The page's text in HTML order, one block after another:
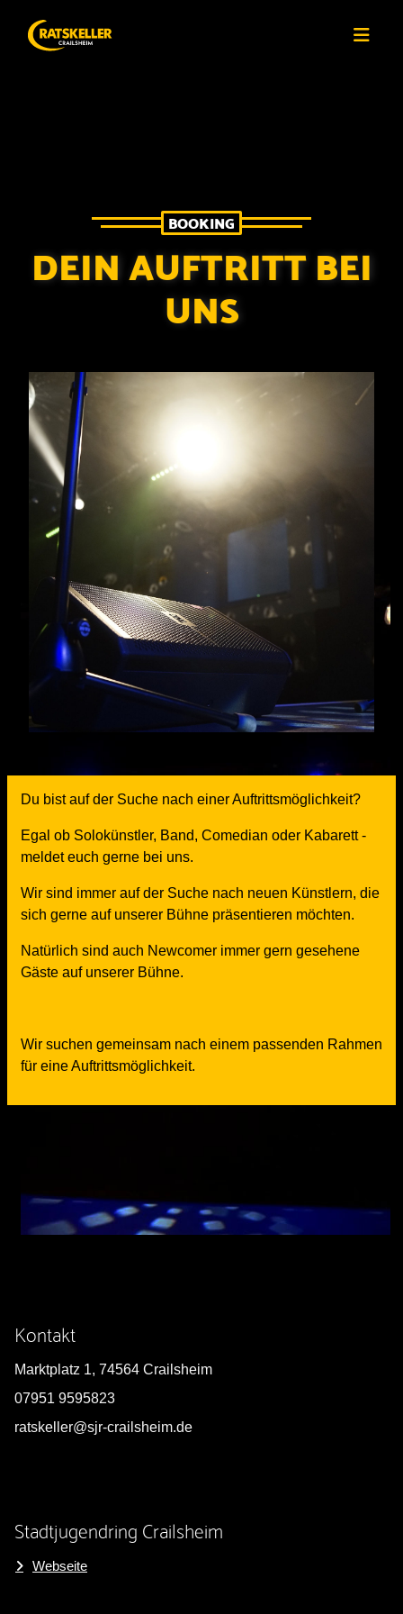
BOOKING
DEIN AUFTRITT BEI
UNS
Du bist auf der Suche nach einer Auftrittsmöglichkeit?
Egal ob Solokünstler, Band, Comedian oder Kabarett -
meldet euch gerne bei uns.
Wir sind immer auf der Suche nach neuen Künstlern, die
sich gerne auf unserer Bühne präsentieren möchten.
Natürlich sind auch Newcomer immer gern gesehene
Gäste auf unserer Bühne.
Wir suchen gemeinsam nach einem passenden Rahmen
für eine Auftrittsmöglichkeit.
Kontakt
Marktplatz 1, 74564 Crailsheim
07951 9595823
ratskeller@sjr-crailsheim.de
Stadtjugendring Crailsheim
Webseite